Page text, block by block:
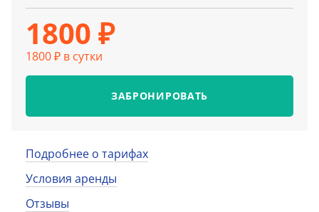
1800 ₽
1800 ₽ в сутки
ЗАБРОНИРОВАТЬ
Подробнее о тарифах
Условия аренды
Отзывы